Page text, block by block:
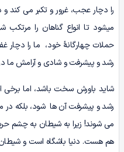
را دچار عجب، غرور و تکبر می
می­شود تا انواع گناهان را
حملات چهارگانۀ خود، ما را دچار
رشد و پیشرفت و شادی و آرامش ما
شاید باورش سخت باشد، اما برخی
رشد و پیشرفت آن ها شود، بلکه در
می شوند! زیرا به شیطان به چشم
هم هست. دنیا باشگاه است و